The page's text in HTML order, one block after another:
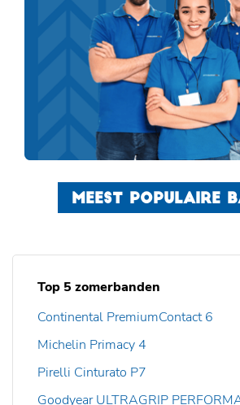
MEEST POPULAIRE
Top 5 zomerbanden
Continental PremiumContact 6
Michelin Primacy 4
Pirelli Cinturato P7
Goodyear ULTRAGRIP